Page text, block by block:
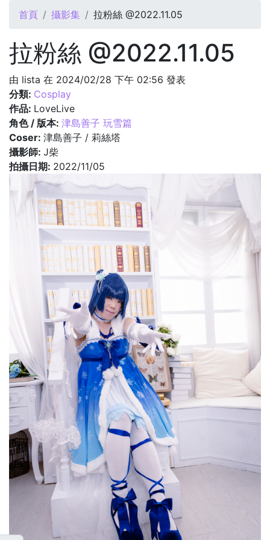
您在這裡
首頁 攝影集 拉粉絲 @2022.11.05
拉粉絲 @2022.11.05
由 lista 在 2024/02/28 下午 02:56 發表
分類: Cosplay
作品: LoveLive
角色 / 版本: 津島善子 玩雪篇
Coser: 津島善子 / 莉絲塔
攝影師: J柴
拍攝日期: 2022/11/05